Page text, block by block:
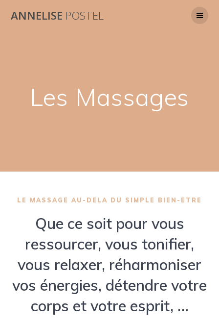
ANNELISE POSTEL
Les Massages
LE MASSAGE AU-DELA DU SIMPLE BIEN-ETRE
Que ce soit pour vous
ressourcer, vous tonifier,
vous relaxer, réharmoniser
vos énergies, détendre votre
corps et votre esprit, …